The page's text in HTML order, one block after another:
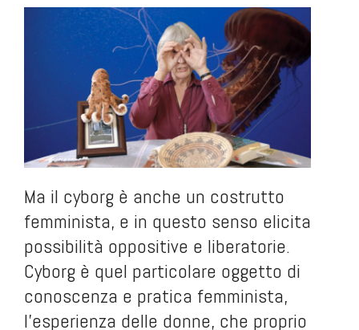
Ma il cyborg è anche un costrutto
femminista, e in questo senso elicita
possibilità oppositive e liberatorie.
Cyborg è quel particolare oggetto di
conoscenza e pratica femminista,
l’esperienza delle donne, che proprio